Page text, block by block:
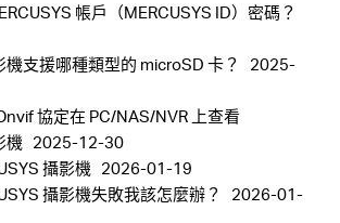
帳戶（MERCUSYS ID）密碼？
機支援哪種類型的 microSD 卡？
2025-
協定在 PC/NAS/NVR 上查看
機 2025-12-30
攝影機 2026-01-19
攝影機失敗我該怎麼辦？
2026-01-